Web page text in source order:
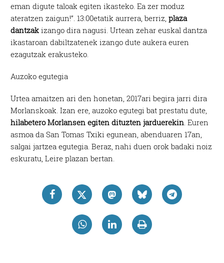
eman digute taloak egiten ikasteko. Ea zer moduz
ateratzen zaigun!”. 13:00etatik aurrera, berriz,plaza
dantzak izango dira nagusi. Urtean zehar euskal dantza
ikastaroan dabiltzatenek izango dute aukera euren
ezagutzak erakusteko.
Auzoko egutegia
Urtea amaitzen ari den honetan, 2017ari begira jarri dira
Morlanskoak. Izan ere, auzoko egutegi bat prestatu dute,
hilabetero Morlansen egiten dituzten jarduerekin. Euren
asmoa da San Tomas Txiki egunean, abenduaren 17an,
salgai jartzea egutegia. Beraz, nahi duen orok badaki noiz
eskuratu, Leire plazan bertan.